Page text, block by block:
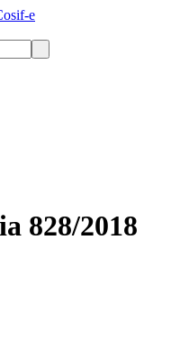
828/2018